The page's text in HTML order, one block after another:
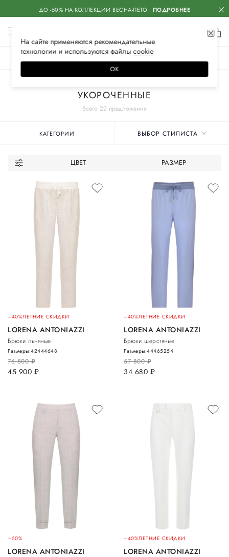
ДО -50% НА КОЛЛЕКЦИИ ВЕСНА-ЛЕТО ПОДРОБНЕЕ
Всего 22 предложения
УКОРОЧЕННЫЕ
КАТЕГОРИИ ВЫБОР СТИЛИСТА
ЦВЕТ РАЗМЕР
–40%ЛЕТНИЕ СКИДКИ
LORENA ANTONIAZZI
Брюки льняные
76 500руб.
45 900 руб.
Размеры:42444648
–40%ЛЕТНИЕ СКИДКИ
LORENA ANTONIAZZI
Брюки шерстяные
57 800руб.
34 680 руб.
Размеры:44465254
–50%
LORENA ANTONIAZZI
–40%ЛЕТНИЕ СКИДКИ
LORENA ANTONIAZZI
На сайте применяются рекомендательные
технологии и используются файлысооkiе
ОК